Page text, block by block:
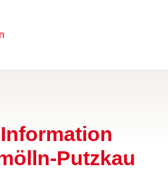
Putzkau